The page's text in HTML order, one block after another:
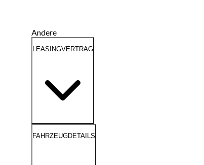
Andere
LEASINGVERTRAG
FAHRZEUGDETAILS